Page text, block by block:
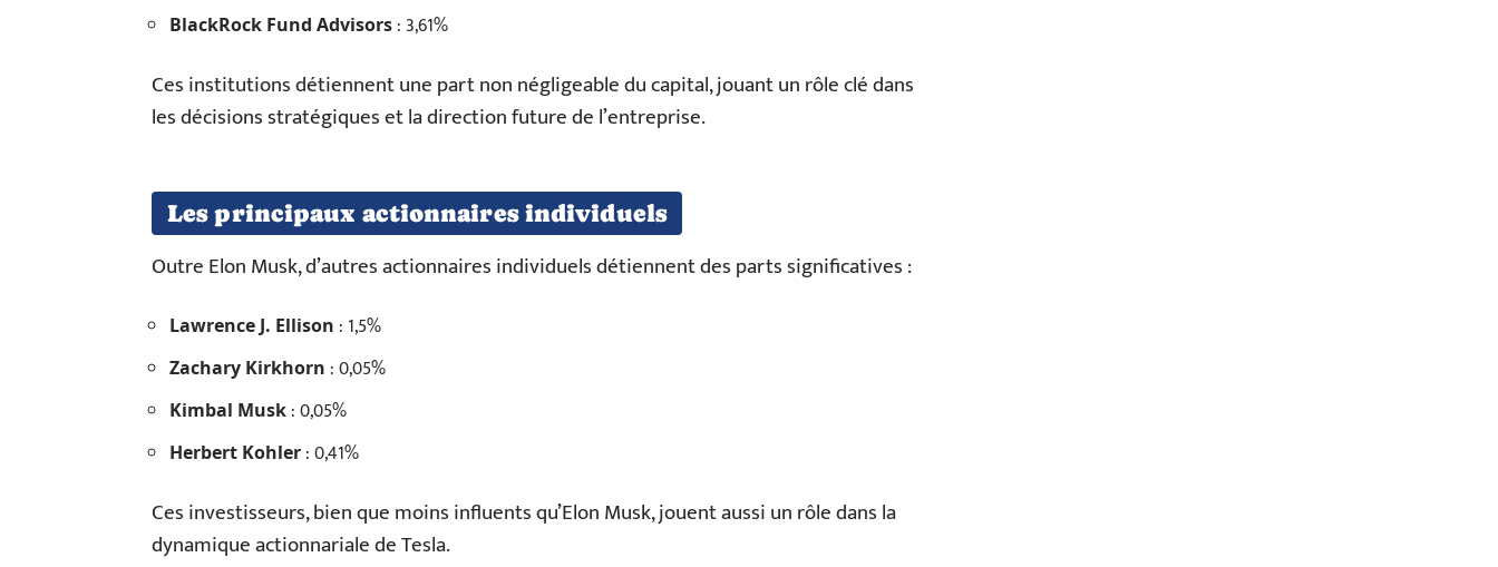
BlackRock Fund Advisors : 3,61%
Ces institutions détiennent une part non négligeable du capital, jouant un rôle clé dans
les décisions stratégiques et la direction future de l’entreprise.
Les principaux actionnaires individuels
Outre Elon Musk, d’autres actionnaires individuels détiennent des parts significatives :
Lawrence J. Ellison : 1,5%
Zachary Kirkhorn : 0,05%
Kimbal Musk : 0,05%
Herbert Kohler : 0,41%
Ces investisseurs, bien que moins influents qu’Elon Musk, jouent aussi un rôle dans la
dynamique actionnariale de Tesla.